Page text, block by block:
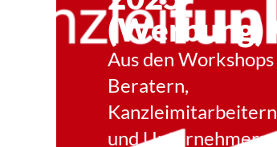
(Werbung)
Aus den
Beratern,
Kanzleimitarbeitern
und Unternehmern